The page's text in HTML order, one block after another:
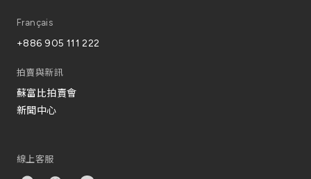
Français
+886 905 111 222
拍賣與新訊
蘇富比拍賣會
新聞中心
線上客服